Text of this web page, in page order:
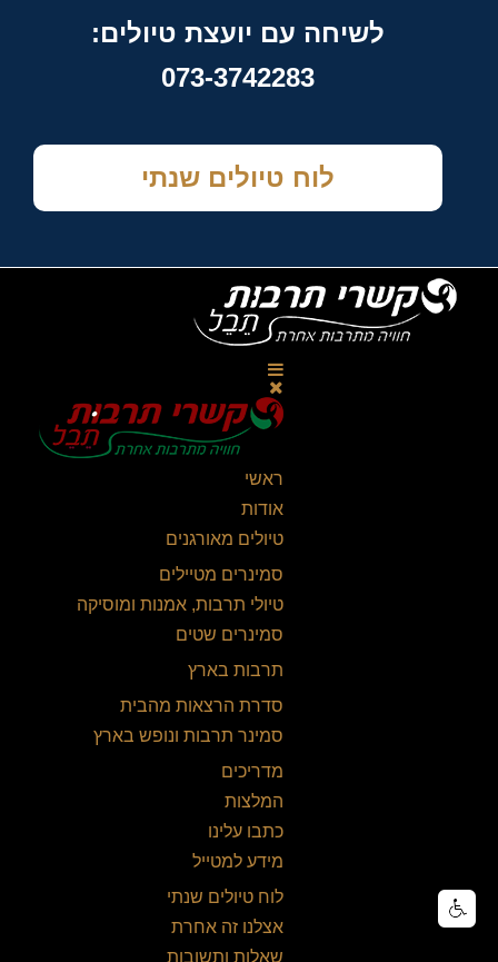
לשיחה עם יועצת טיולים:
073-3742283
לוח טיולים שנתי
ראשי
אודות
טיולים מאורגנים
סמינרים מטיילים
טיולי תרבות, אמנות ומוסיקה
סמינרים שטים
תרבות בארץ
סדרת הרצאות מהבית
סמינר תרבות ונופש בארץ
מדריכים
המלצות
כתבו עלינו
מידע למטייל
לוח טיולים שנתי
אצלנו זה אחרת
שאלות ותשובות